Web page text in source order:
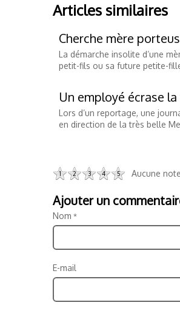
Articles similaires
Cherche mère
La démarche insolite d’une
petit-fils ou sa future petite-
Un employé écrase
Lors d’un reportage, une
en direction de la très belle
1 2 3 4 5 Aucune
Ajouter un
Nom
E-mail